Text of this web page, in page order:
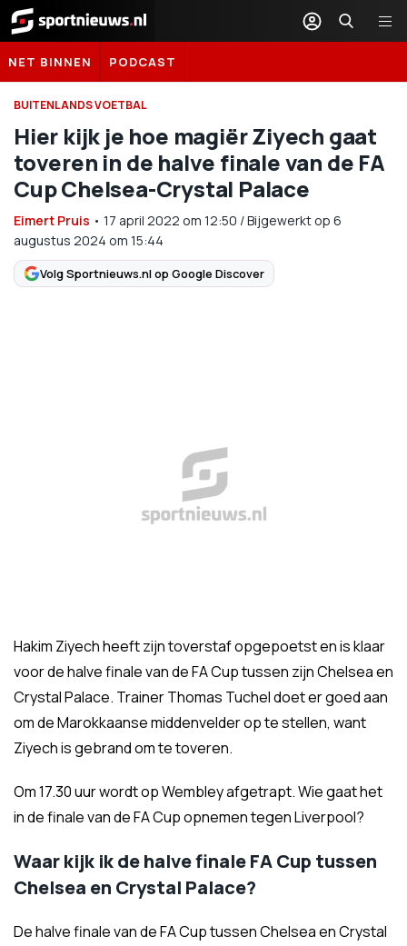
Sportnieuws.nl
NET BINNEN PODCAST
BUITENLANDS VOETBAL
Hier kijk je hoe magiër Ziyech gaat
toveren in de halve finale van de FA
Cup Chelsea-Crystal Palace
Eimert Pruis • 17 april 2022 om 12:50 /Bijgewerkt op 6
augustus 2024 om 15:44
Volg Sportnieuws.nl op Google Discover
Hakim Ziyech heeft zijn toverstaf opgepoetst en is klaar
voor de halve finale van de FA Cup tussen zijn Chelsea en
Crystal Palace. Trainer Thomas Tuchel doet er goed aan
om de Marokkaanse middenvelder op te stellen, want
Ziyech is gebrand om te toveren.
Om 17.30 uur wordt op Wembley afgetrapt. Wie gaat het
in de finale van de FA Cup opnemen tegen Liverpool?
Waar kijk ik de halve finale FA Cup tussen
Chelsea en Crystal Palace?
De halve finale van de FA Cup tussen Chelsea en Crystal